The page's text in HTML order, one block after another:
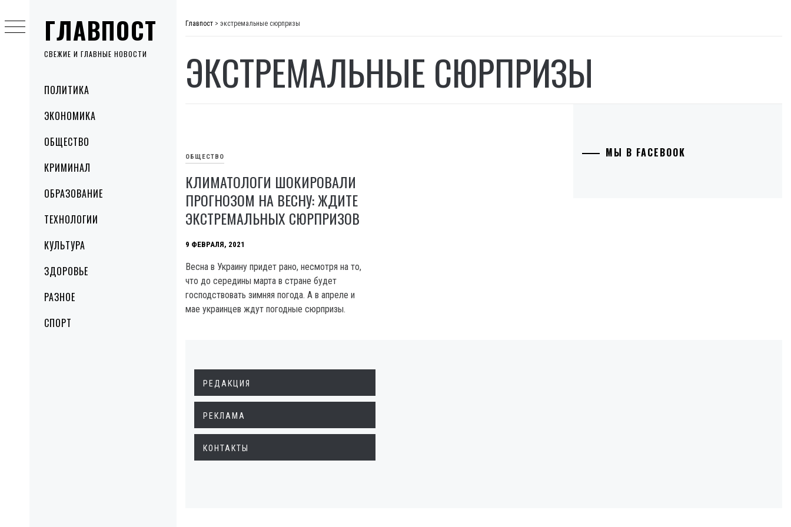
ГЛАВПОСТ
СВЕЖИЕ И ГЛАВНЫЕ НОВОСТИ
MenuПОЛИТИКА
ЭКОНОМИКА
ОБЩЕСТВО
КРИМИНАЛ
ОБРАЗОВАНИЕ
ТЕХНОЛОГИИ
КУЛЬТУРА
ЗДОРОВЬЕ
РАЗНОЕ
СПОРТ
to
content
Главпост > экстремальные сюрпризы
ЭКСТРЕМАЛЬНЫЕ СЮРПРИЗЫ
ОБЩЕСТВО
КЛИМАТОЛОГИ ШОКИРОВАЛИ
ПРОГНОЗОМ НА ВЕСНУ: ЖДИТЕ
ЭКСТРЕМАЛЬНЫХ СЮРПРИЗОВ
9 ФЕВРАЛЯ, 2021
Весна в Украину придет рано, несмотря на то,
что до середины марта в стране будет
господствовать зимняя погода. А в апреле и
мае украинцев ждут погодные сюрпризы.
МЫ В FACEBOOK
РЕДАКЦИЯ
РЕКЛАМА
КОНТАКТЫ